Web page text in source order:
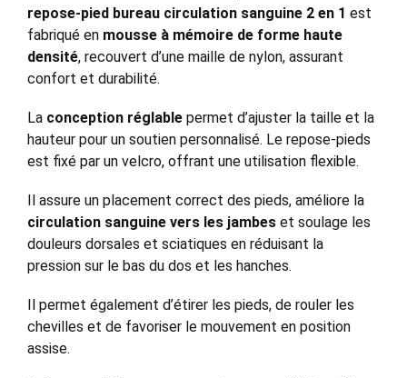
repose-pied bureau circulation sanguine 2 en 1 est
fabriqué en mousse à mémoire de forme haute
densité, recouvert d’une maille de nylon, assurant
confort et durabilité.
La conception réglable permet d’ajuster la taille et la
hauteur pour un soutien personnalisé. Le repose-pieds
est fixé par un velcro, offrant une utilisation flexible.
Il assure un placement correct des pieds, améliore la
circulation sanguine vers les jambes et soulage les
douleurs dorsales et sciatiques en réduisant la
pression sur le bas du dos et les hanches.
Il permet également d’étirer les pieds, de rouler les
chevilles et de favoriser le mouvement en position
assise.